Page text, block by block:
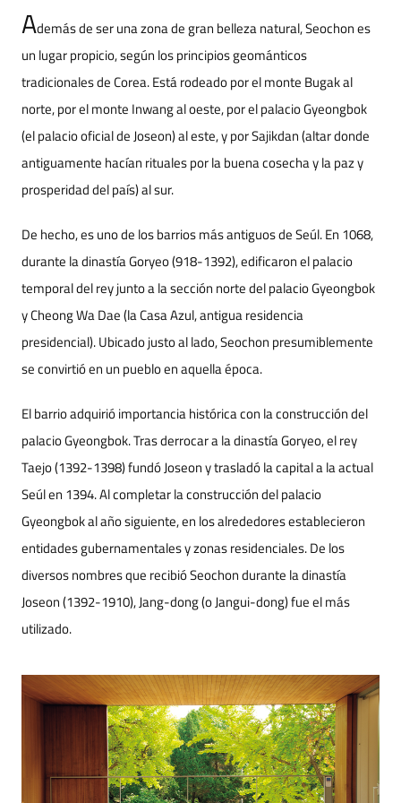
Además de ser una zona de gran belleza natural, Seochon es
un lugar propicio, según los principios geománticos
tradicionales de Corea. Está rodeado por el monte Bugak al
norte, por el monte Inwang al oeste, por el palacio Gyeongbok
(el palacio oficial de Joseon) al este, y por Sajikdan (altar donde
antiguamente hacían rituales por la buena cosecha y la paz y
prosperidad del país) al sur.
De hecho, es uno de los barrios más antiguos de Seúl. En 1068,
durante la dinastía Goryeo (918-1392), edificaron el palacio
temporal del rey junto a la sección norte del palacio Gyeongbok
y Cheong Wa Dae (la Casa Azul, antigua residencia
presidencial). Ubicado justo al lado, Seochon presumiblemente
se convirtió en un pueblo en aquella época.
El barrio adquirió importancia histórica con la construcción del
palacio Gyeongbok. Tras derrocar a la dinastía Goryeo, el rey
Taejo (1392-1398) fundó Joseon y trasladó la capital a la actual
Seúl en 1394. Al completar la construcción del palacio
Gyeongbok al año siguiente, en los alrededores establecieron
entidades gubernamentales y zonas residenciales. De los
diversos nombres que recibió Seochon durante la dinastía
Joseon (1392-1910), Jang-dong (o Jangui-dong) fue el más
utilizado.